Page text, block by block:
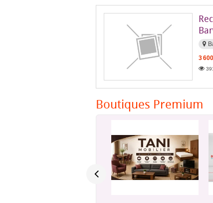
3
Boutiques Premium